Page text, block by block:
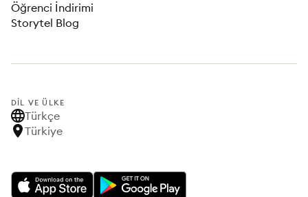
Öğrenci İndirimi
Storytel Blog
DIL VE ÜLKE
Türkçe
Türkiye